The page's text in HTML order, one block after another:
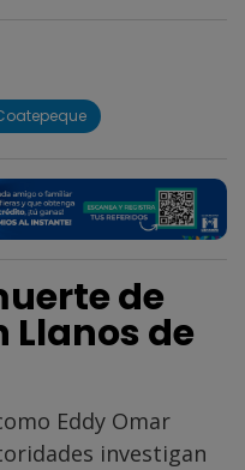
de
Llanos de
Eddy Omar
investigan